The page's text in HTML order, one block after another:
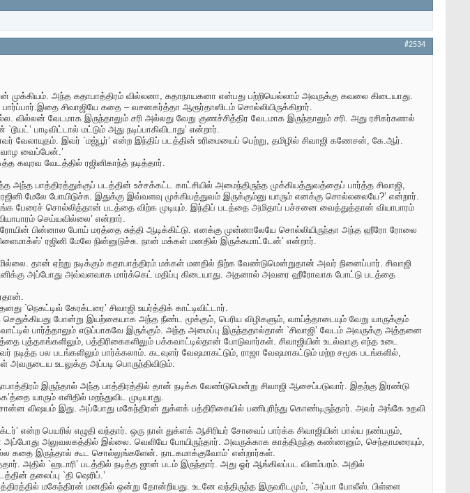
#2534
அந்த கதாபாத்திரம் வில்லனா, கதாநாயகனா என்பது பற்றியெல்லாம் அவருக்கு கவலை கிடையாது.
சிவாஜியே கதை – வசனகர்த்தா ஆரூர்தாஸிடம் சொல்லியிருக்கிறார்.
வேடமாக இருந்தாலும் சரி அல்லது வேறு குணச்சித்திர வேடமாக இருந்தாலும் சரி. அது ரசிகர்களால்
பாடிவிட்டால் மட்டும் அது நடிப்பாகிவிடாது’ என்றார்.
வேலாயுதம். இவர் `மஜ்பூர்’ என்ற இந்திப் படத்தின் உரிமையைப் பெற்று, தமிழில் சிவாஜி கணேசன், கே.ஆர்.
வாழ வைப்பேன்.’
கவுரவ வேடத்தில் ரஜினிகாந்த் நடித்தார்.
அந்த பாத்திரத்துக்குப் படத்தின் உச்சக்கட்ட காட்சியில் அமைந்திருந்த முக்கியத்துவத்தைப் பார்த்த சிவாஜி,
மேலே போயிடுச்சு. இதுக்கு இவ்வளவு முக்கியத்துவம் இருக்கும்னு யாரும் எனக்கு சொல்லலையே?’ என்றார்.
பேரைச் சொல்லித்தான் படத்தை விற்க முடியும். இந்திப் படத்தை அமிதாப் பச்சனை வைத்துத்தான் வியாபாரம்
செய்யவில்லை’ என்றார்.
பின்னால போய் மரத்தை சுத்தி ஆடிக்கிட்டு. எனக்கு முன்னாலேயே சொல்லியிருந்தா அந்த ஹீரோ ரோலை
ரஜினி மேலே நின்னுடுச்சு. நான் மக்கள் மனதில் இருக்கமாட்டேன்’ என்றார்.
தான் ஏற்று நடிக்கும் கதாபாத்திரம் மக்கள் மனதில் நிற்க வேண்டுமென்றுதான் அவர் நினைப்பார். சிவாஜி
அப்போது அவ்வளவாக மார்க்கெட் மதிப்பு கிடையாது. அதனால் அவரை ஹீரோவாக போட்டு படத்தை
`நெகட்டிவ் கேரக்டரை’ சிவாஜி உயர்த்திக் காட்டிவிட்டார்.
செதுக்கியது போன்று இயற்கையாக அந்த நீண்ட மூக்கும், பெரிய விழிகளும், வாய்த்தாடையும் வேறு யாருக்கும்
பார்த்தாலும் எடுப்பாகவே இருக்கும். அந்த அமைப்பு இருந்ததால்தான் `சிவாஜி’ வேடம் அவருக்கு அத்தனை
புத்தகங்களிலும், பத்திரிகைகளிலும் பக்கவாட்டில்தான் போடுவார்கள். சிவாஜியின் உடல்வாகு எந்த உடை
பல படங்களிலும் பார்க்கலாம். கடவுளர் வேஷமாகட்டும், ராஜா வேஷமாகட்டும் மற்ற சமூக படங்களில்,
உடலுக்கு அப்படி பொருந்திவிடும்.
இருந்தால் அந்த பாத்திரத்தில் தான் நடிக்க வேண்டுமென்று சிவாஜி ஆசைப்படுவார். இதற்கு இரண்டு
யாரும் எளிதில் மறந்துவிட முடியாது.
விஷயம் இது. அப்போது மகேந்திரன் துக்ளக் பத்திரிகையில் பணிபுரிந்து கொண்டிருந்தார். அவர் அங்கே உதவி
என்ற பெயரில் எழுதி வந்தார். ஒரு நாள் துக்ளக் ஆசிரியர் சோவைப் பார்க்க சிவாஜியின் பால்ய நண்பரும்,
அப்போது அலுவலகத்தில் இல்லை. வெளியே போயிருந்தார். அவருக்காக காத்திருந்த கண்ணனும், செந்தாமரையும்,
கதை இருந்தால் கூட சொல்லுங்களேன். நாடகமாக்குவோம்’ என்றார்கள்.
அதில் `ஹடாரி’ படத்தில் நடித்த ஜான் படம் இருந்தார். அது ஓர் ஆங்கிலப்பட விளம்பரம். அதில்
தலைப்பு `தி ஷெரிப்.’
மகேந்திரன் மனதில் ஒன்று தோன்றியது. உடனே வந்திருந்த இருவரிடமும், `அப்பா போலீஸ். பிள்ளை